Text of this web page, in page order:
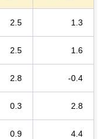
2.5 1.3
2.5 1.6
2.8 -0.4
0.3 2.8
0.9 4.4